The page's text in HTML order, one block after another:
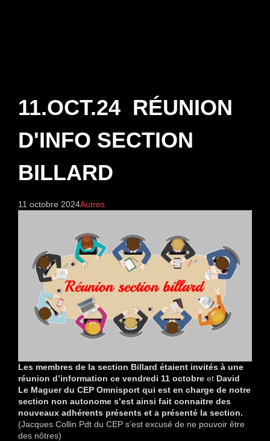
11.OCT.24 RÉUNION
D'INFO SECTION
BILLARD
11 octobre 2024Autres
Les membres de la section Billard étaient invités à une
réunion d’information ce vendredi 11 octobre et David
Le Maguer du CEP Omnisport qui est en charge de notre
section non autonome s’est ainsi fait connaitre des
nouveaux adhérents présents et a présenté la section.
(Jacques Collin Pdt du CEP s’est excusé de ne pouvoir être
des nôtres)